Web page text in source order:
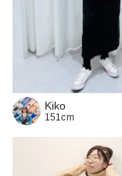
Kiko
151cm